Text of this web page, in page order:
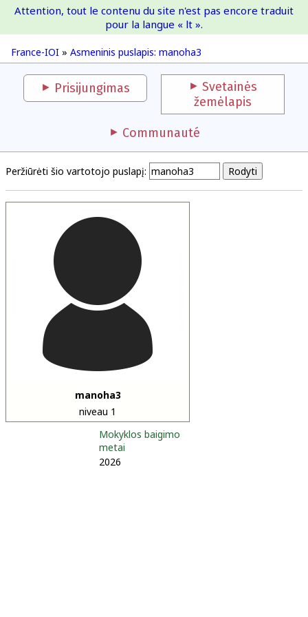
France-IOI
France-IOI » Asmeninis puslapis: manoha3
Attention, tout le contenu du site n'est pas encore traduit
pour la langue « lt ».
Prisijungimas
Svetainės
žemėlapis
Communauté
Peržiūrėti šio vartotojo puslapį:
manoha3
niveau 1
Mokyklos baigimo
metai
2026